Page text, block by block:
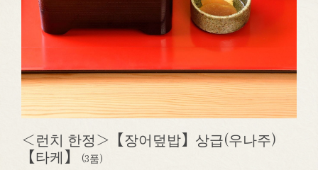
＜런치 한정＞【장어덮밥】상급(우나주)
【타케】
(3품)